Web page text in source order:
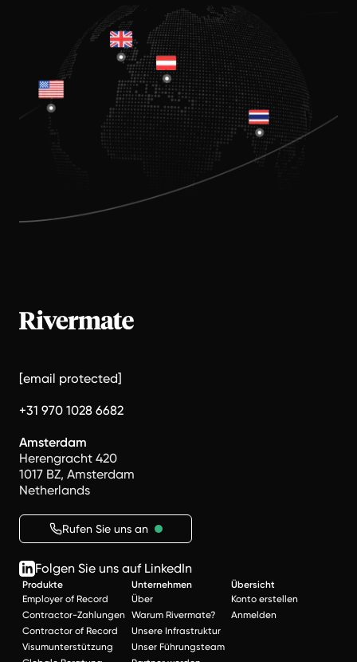
[email protected]
+31 970 1028 6682
Amsterdam
Herengracht 420
1017 BZ, Amsterdam
Netherlands
Rufen Sie uns an
Folgen Sie uns auf LinkedIn
Produkte
Employer of Record
Contractor-Zahlungen
Contractor of Record
Visumunterstützung
Unternehmen
Über
Warum Rivermate?
Unsere Infrastruktur
Unser Führungsteam
Übersicht
Konto erstellen
Anmelden